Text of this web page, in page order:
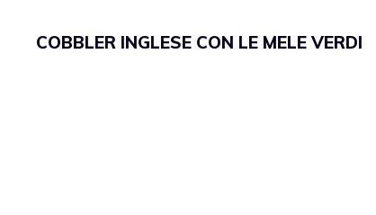
COBBLER INGLESE CON LE MELE VERDI